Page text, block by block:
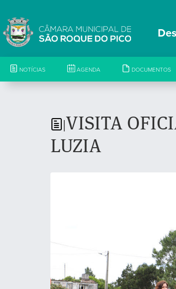
NOTÍCIAS AGENDA DOCUMENTOS
VISITA
LUZIA